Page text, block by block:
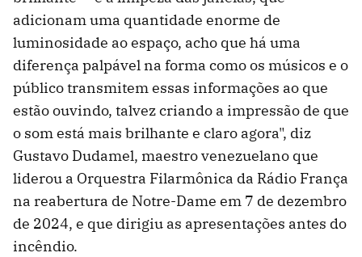
adicionam uma quantidade enorme de
luminosidade ao espaço, acho que há uma
diferença palpável na forma como os músicos e o
público transmitem essas informações ao que
estão ouvindo, talvez criando a impressão de que
o som está mais brilhante e claro agora", diz
Gustavo Dudamel, maestro venezuelano que
liderou a Orquestra Filarmônica da Rádio França
na reabertura de Notre-Dame em 7 de dezembro
de 2024, e que dirigiu as apresentações antes do
incêndio.